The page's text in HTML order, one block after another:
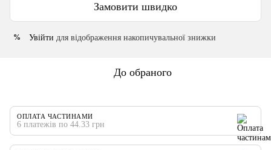
Замовити швидко
% Увійти для відображення накопичувальної знижки
До обраного
ОПЛАТА ЧАСТИНАМИ
6 платежів по 44.33 грн